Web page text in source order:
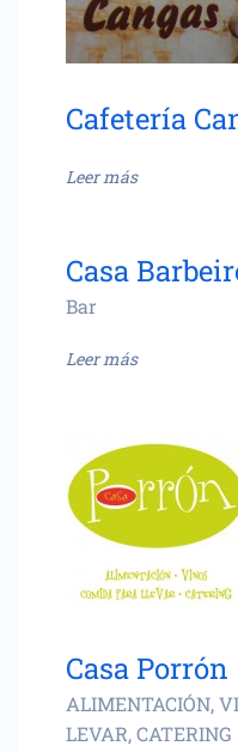
Cafetería
Leer más
Casa
Bar
Leer más
Casa Porrón
ALIMENTACIÓN,
LEVAR, CATERING